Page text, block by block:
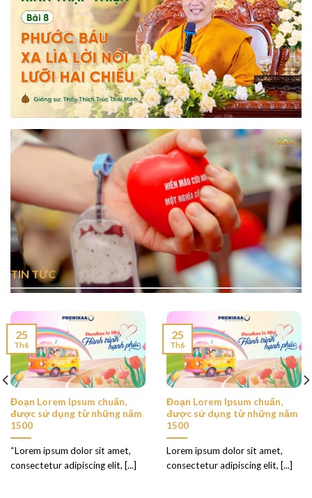
TIN TỨC
Đoạn Lorem Ipsum chuẩn,
được sử dụng từ những năm
1500
“Lorem ipsum dolor sit amet,
consectetur adipiscing elit, [...]
25
Th6
Đoạn Lorem Ipsum chuẩn,
được sử dụng từ những năm
1500
Lorem ipsum dolor sit amet,
consectetur adipiscing elit, [...]
25
Th6